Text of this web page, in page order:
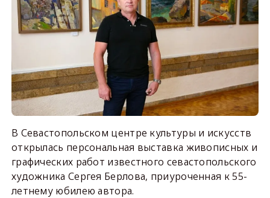
В Севастопольском центре культуры и искусств
открылась персональная выставка живописных и
графических работ известного севастопольского
художника Сергея Берлова, приуроченная к 55-
летнему юбилею автора.